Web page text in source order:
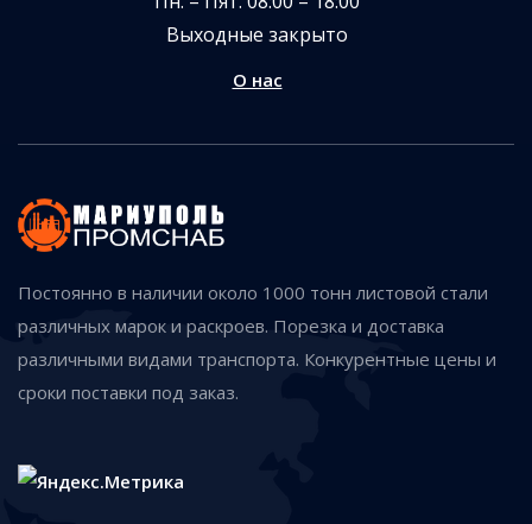
Выходные закрыто
О нас
Постоянно в наличии около 1000 тонн листовой стали
различных марок и раскроев. Порезка и доставка
различными видами транспорта. Конкурентные цены и
сроки поставки под заказ.